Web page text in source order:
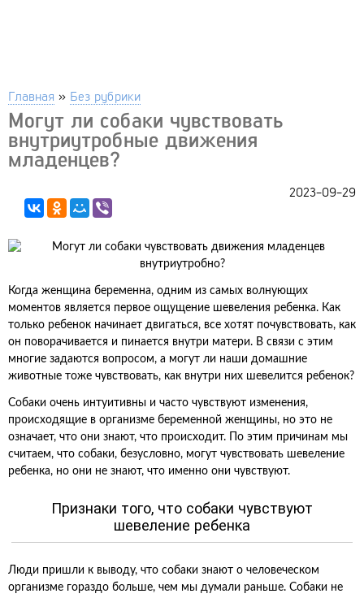
Главная » Без рубрики
Могут ли собаки чувствовать
внутриутробные движения
младенцев?
2023-09-29
Когда женщина беременна, одним из самых волнующих
моментов является первое ощущение шевеления ребенка. Как
только ребенок начинает двигаться, все хотят почувствовать, как
он поворачивается и пинается внутри матери. В связи с этим
многие задаются вопросом, а могут ли наши домашние
животные тоже чувствовать, как внутри них шевелится ребенок?
Собаки очень интуитивны и часто чувствуют изменения,
происходящие в организме беременной женщины, но это не
означает, что они знают, что происходит. По этим причинам мы
считаем, что собаки, безусловно, могут чувствовать шевеление
ребенка, но они не знают, что именно они чувствуют.
Признаки того, что собаки чувствуют
шевеление ребенка
Люди пришли к выводу, что собаки знают о человеческом
организме гораздо больше, чем мы думали раньше. Собаки не